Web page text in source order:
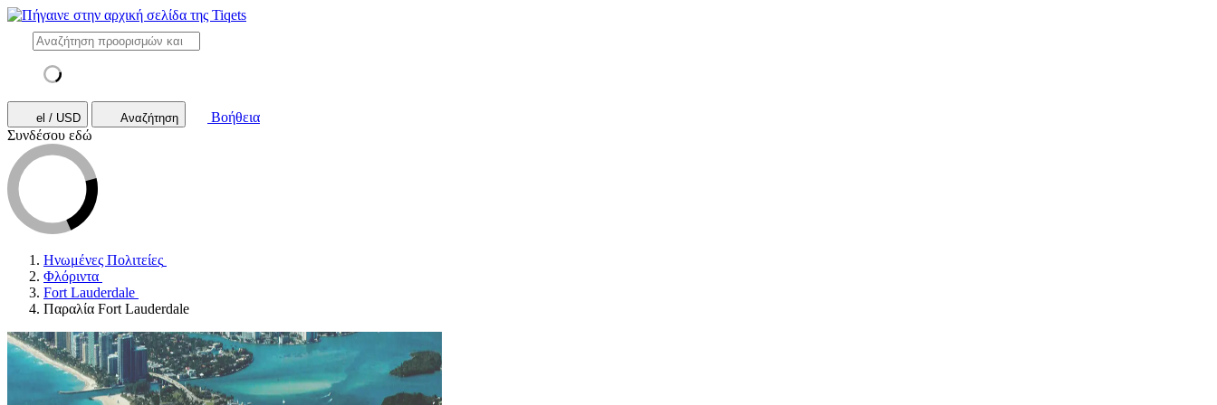
el / USD Αναζήτηση
Βοήθεια
Συνδέσου εδώ
Ηνωμένες Πολιτείες
Φλόριντα
Fort Lauderdale
Παραλία Fort Lauderdale